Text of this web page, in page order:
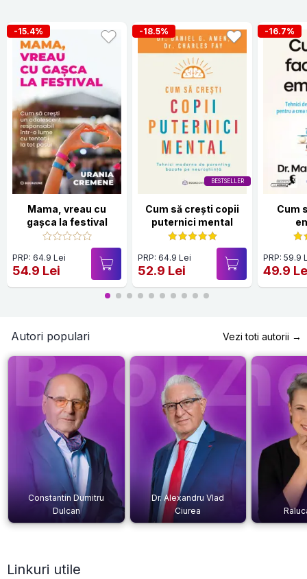
-15.4%
Mama, vreau cu
gașca la festival
PRP: 64.9 Lei
54.9 Lei
BESTSELLER
-18.5%
Cum să crești copii
puternici mental
PRP: 64.9 Lei
52.9 Lei
-16.7%
Cum
PRP: 59.9
49.9
Autori populari Vezi toti autorii →
Constantin Dumitru
Dulcan
Dr. Alexandru Vlad
Ciurea
Linkuri utile